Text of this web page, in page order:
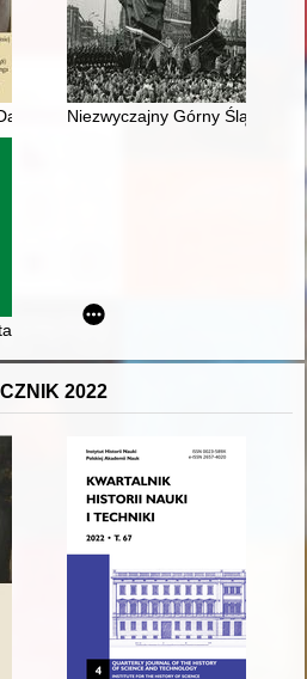
w XIX i na początku XX
Niezwyczajny Górny Śląsk
widokówce
2022